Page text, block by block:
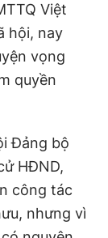
Việt
hội, nay
vọng
quyền
Đảng bộ
HĐND,
công tác
nhưng vì